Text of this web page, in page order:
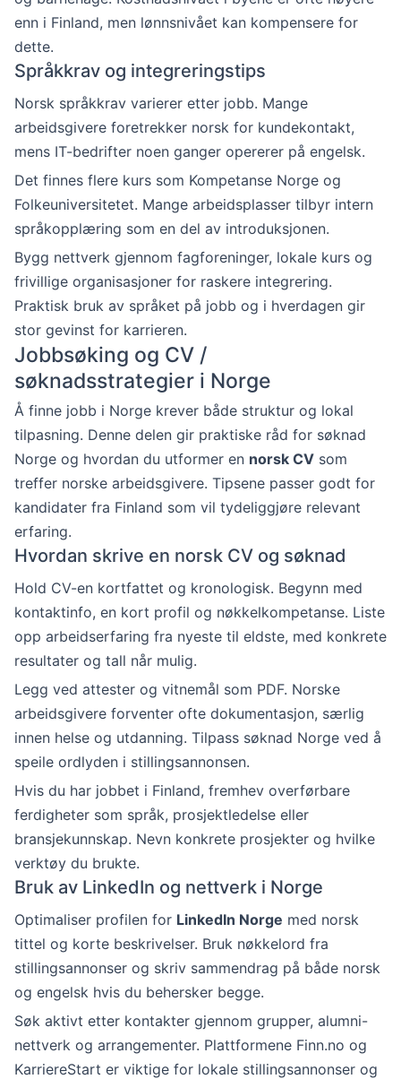
enn i Finland, men lønnsnivået kan kompensere for
dette.
Språkkrav og integreringstips
Norsk språkkrav varierer etter jobb. Mange
arbeidsgivere foretrekker norsk for kundekontakt,
mens IT-bedrifter noen ganger opererer på engelsk.
Det finnes flere kurs som Kompetanse Norge og
Folkeuniversitetet. Mange arbeidsplasser tilbyr intern
språkopplæring som en del av introduksjonen.
Bygg nettverk gjennom fagforeninger, lokale kurs og
frivillige organisasjoner for raskere integrering.
Praktisk bruk av språket på jobb og i hverdagen gir
stor gevinst for karrieren.
Jobbsøking og CV /
søknadsstrategier i Norge
Å finne jobb i Norge krever både struktur og lokal
tilpasning. Denne delen gir praktiske råd for søknad
Norge og hvordan du utformer en norsk CV som
treffer norske arbeidsgivere. Tipsene passer godt for
kandidater fra Finland som vil tydeliggjøre relevant
erfaring.
Hvordan skrive en norsk CV og søknad
Hold CV-en kortfattet og kronologisk. Begynn med
kontaktinfo, en kort profil og nøkkelkompetanse. Liste
opp arbeidserfaring fra nyeste til eldste, med konkrete
resultater og tall når mulig.
Legg ved attester og vitnemål som PDF. Norske
arbeidsgivere forventer ofte dokumentasjon, særlig
innen helse og utdanning. Tilpass søknad Norge ved å
speile ordlyden i stillingsannonsen.
Hvis du har jobbet i Finland, fremhev overførbare
ferdigheter som språk, prosjektledelse eller
bransjekunnskap. Nevn konkrete prosjekter og hvilke
verktøy du brukte.
Bruk av LinkedIn og nettverk i Norge
Optimaliser profilen for LinkedIn Norge med norsk
tittel og korte beskrivelser. Bruk nøkkelord fra
stillingsannonser og skriv sammendrag på både norsk
og engelsk hvis du behersker begge.
Søk aktivt etter kontakter gjennom grupper, alumni-
nettverk og arrangementer. Plattformene Finn.no og
KarriereStart er viktige for lokale stillingsannonser og